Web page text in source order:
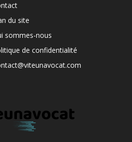
du site
sommes-nous
de confidentialité